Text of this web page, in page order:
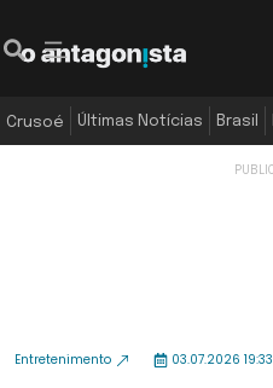
Crusoé Últimas Notícias Brasil
Entretenimento 03.07.2026 19:33